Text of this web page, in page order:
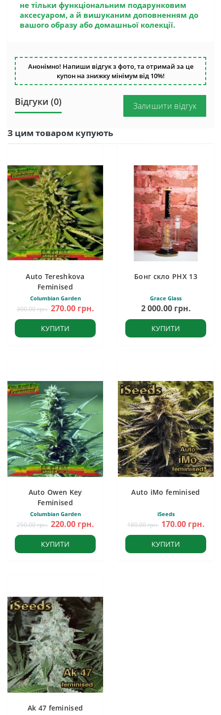
не тільки функціональним подарунковим
аксесуаром, а й вишуканим доповненням до
вашого образу або домашньої колекції.
Анонімно! Напиши відгук з фото, та отримай за це
купон на знижку мінімум від 10%!
Відгуки (0) Залишити відгук
З цим товаром купують
Auto Tereshkova
Feminised
Columbian Garden
300.00 грн. 270.00 грн.
КУПИТИ
Бонг скло PHX 13
Grace Glass
2 000.00 грн.
КУПИТИ
Auto Owen Key
Feminised
Columbian Garden
250.00 грн. 220.00 грн.
КУПИТИ
Auto iMo feminised
iSeeds
180.00 грн. 170.00 грн.
КУПИТИ
Ak 47 feminised